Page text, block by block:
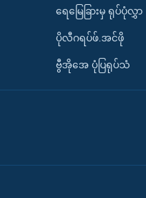
ရေမြေခြားမှ ရုပ်ပုံလွှာ
ပိုလီဂရပ်ဖ်.အင်ဖို
ဗွီအိုအေ ပုံပြရုပ်သံ